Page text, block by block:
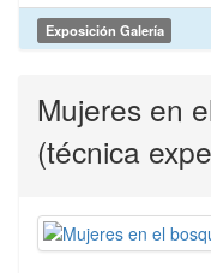
Exposición Galería
Mujeres en
(técnica